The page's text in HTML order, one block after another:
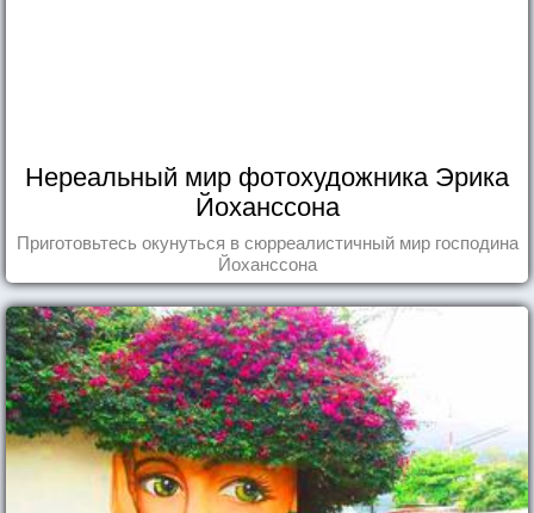
Нереальный мир фотохудожника Эрика
Йоханссона
Приготовьтесь окунуться в сюрреалистичный мир господина
Йоханссона